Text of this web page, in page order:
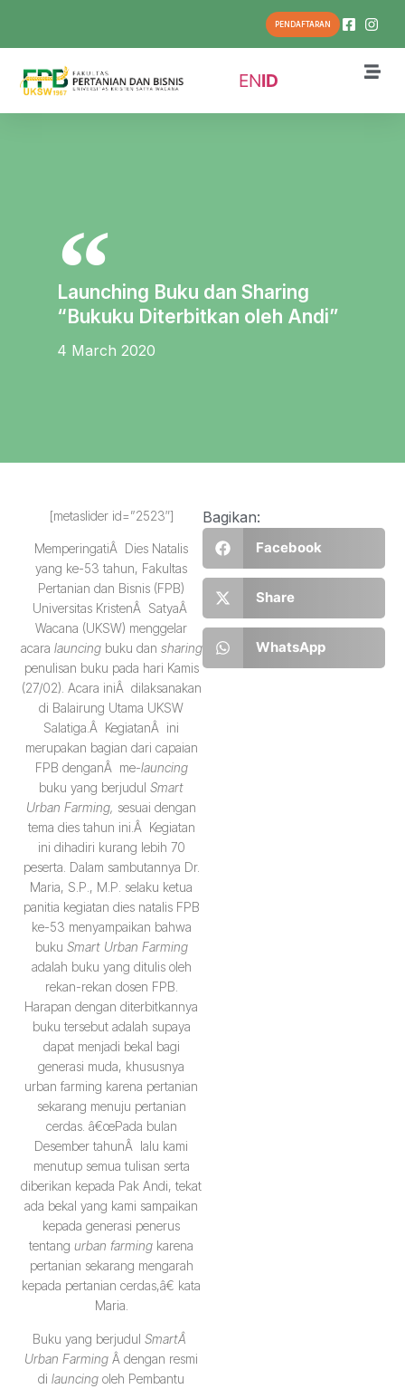
PENDAFTARAN
ENID
Launching Buku dan Sharing
“Bukuku Diterbitkan oleh Andi”
4 March 2020
[metaslider id=”2523″]
MemperingatiÂ Dies Natalis
yang ke-53 tahun, Fakultas
Pertanian dan Bisnis (FPB)
Universitas KristenÂ SatyaÂ
Wacana (UKSW) menggelar
acara launcingbuku dan sharing
penulisan buku pada hari Kamis
(27/02). Acara iniÂ dilaksanakan
di Balairung Utama UKSW
Salatiga.Â KegiatanÂ ini
merupakan bagian dari capaian
FPB denganÂ me-launcing
buku yang berjudulSmart
Urban Farming, sesuai dengan
tema dies tahun ini.Â Kegiatan
ini dihadiri kurang lebih 70
peserta. Dalam sambutannya Dr.
Maria, S.P., M.P. selaku ketua
panitia kegiatan dies natalis FPB
ke-53 menyampaikan bahwa
buku Smart Urban Farming
adalah buku yang ditulis oleh
rekan-rekan dosen FPB.
Harapan dengan diterbitkannya
buku tersebut adalah supaya
dapat menjadi bekal bagi
generasi muda, khususnya
urban farming karena pertanian
sekarang menuju pertanian
cerdas. â€œPada bulan
Desember tahunÂ lalu kami
menutup semua tulisan serta
diberikan kepada Pak Andi, tekat
ada bekal yang kami sampaikan
kepada generasi penerus
tentangurban farming karena
pertanian sekarang mengarah
kepada pertanian cerdas,â€ kata
Maria.
Buku yang berjudulSmartÂ
Urban FarmingÂ dengan resmi
dilauncing oleh Pembantu
Bagikan:
Facebook
Share
WhatsApp